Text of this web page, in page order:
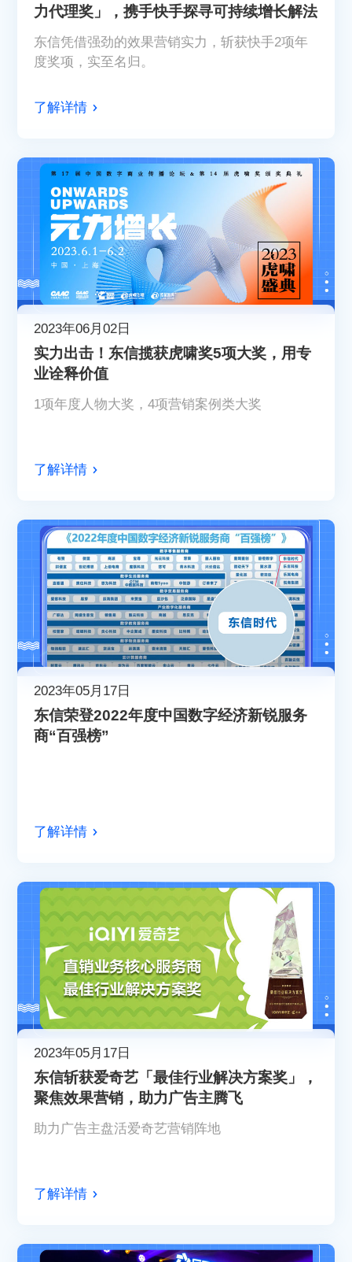
力代理奖」，携手快手探寻可持续增长解法
东信凭借强劲的效果营销实力，斩获快手2项年
度奖项，实至名归。
了解详情
2023年06月02日
实力出击！东信揽获虎啸奖5项大奖，用专
业诠释价值
1项年度人物大奖，4项营销案例类大奖
了解详情
2023年05月17日
东信荣登2022年度中国数字经济新锐服务
商“百强榜”
了解详情
2023年05月17日
东信斩获爱奇艺「最佳行业解决方案奖」，
聚焦效果营销，助力广告主腾飞
助力广告主盘活爱奇艺营销阵地
了解详情